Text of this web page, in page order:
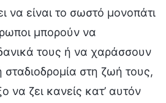
να είναι το σωστό μονοπάτι
μπορούν να
τους ή να χαράσσουν
σταδιοδρομία στη ζωή τους,
να ζει κανείς κατ’ αυτόν